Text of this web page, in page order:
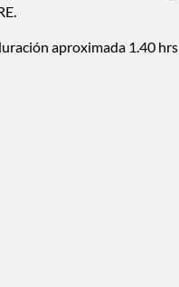
aproximada 1.40 hrs